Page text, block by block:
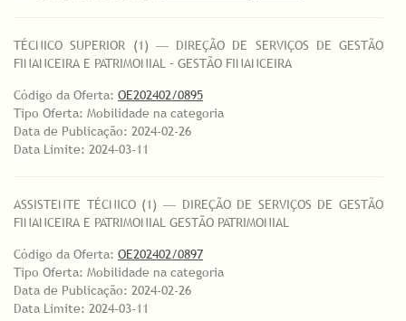
TÉCNICO SUPERIOR (1) ― DIREÇÃO DE SERVIÇOS DE GESTÃO
FINANCEIRA E PATRIMONIAL – GESTÃO FINANCEIRA
Código da Oferta: OE202402/0895
Tipo Oferta: Mobilidade na categoria
Data de Publicação: 2024-02-26
Data Limite: 2024-03-11
ASSISTENTE TÉCNICO (1) ― DIREÇÃO DE SERVIÇOS DE GESTÃO
FINANCEIRA E PATRIMONIAL GESTÃO PATRIMONIAL
Código da Oferta: OE202402/0897
Tipo Oferta: Mobilidade na categoria
Data de Publicação: 2024-02-26
Data Limite: 2024-03-11